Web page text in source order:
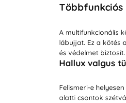
A multifunkcionális
lábujjat. Ez a kötés
és védelmet
Hallux valgus
Felismeri-e
alatti csontok